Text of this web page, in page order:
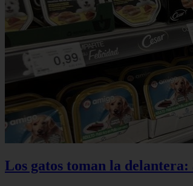
Los gatos toman la